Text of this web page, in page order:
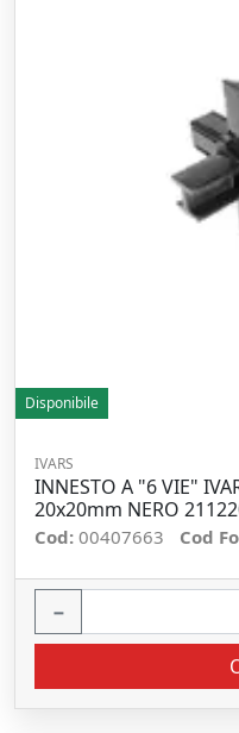
Disponibile
IVARS
INNESTO A "6 VIE"
20x20mm NERO
Cod: 00407663 Cod
−